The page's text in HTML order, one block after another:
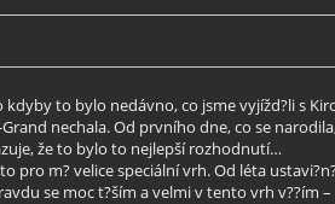
kdyby to bylo nedávno, co jsme vyjížd?li s
nechala. Od prvního dne, co se
že to bylo to nejlepší rozhodnutí…
pro m? velice speciální vrh. Od léta
se moc t?ším a velmi v tento vrh v??ím